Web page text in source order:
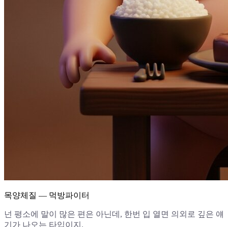
목양체질 — 먹방파이터
넌 평소에 말이 많은 편은 아닌데, 한번 입 열면 의외로 깊은 얘
기가 나오는 타입이지.